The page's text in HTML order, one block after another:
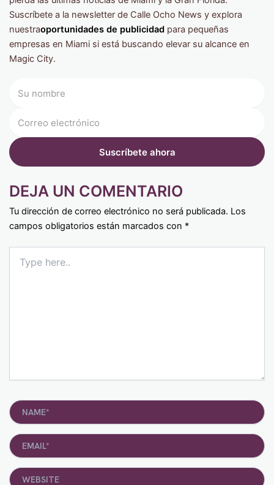
Suscríbete a la newsletter de Calle Ocho News y explora
nuestraoportunidades de publicidad para pequeñas
empresas en Miami si está buscando elevar su alcance en
Magic City.
DEJA UN COMENTARIO
Tu dirección de correo electrónico no será publicada. Los
campos obligatorios están marcados con *
here..
Name*
Email*
Website